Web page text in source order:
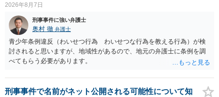
2026年8月7日
刑事事件に強い弁護士
奥村 徹 弁護士
青少年条例違反（わいせつ行為 わいせつな行為を教える行為）が検
討されると思いますが、地域性があるので、地元の弁護士に条例を調
べてもらう必要があります。
刑事事件で名前がネット公開される可能性について知